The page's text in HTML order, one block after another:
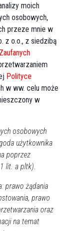
moich
osobowych,
przeze mnie w
z o.o., z siedzibą
Zaufanych
Polityce
w ww. celu może
w
osobowych
użytkownika
poprzez
lit. a pltk).
prawo żądania
prawo
oraz
na temat